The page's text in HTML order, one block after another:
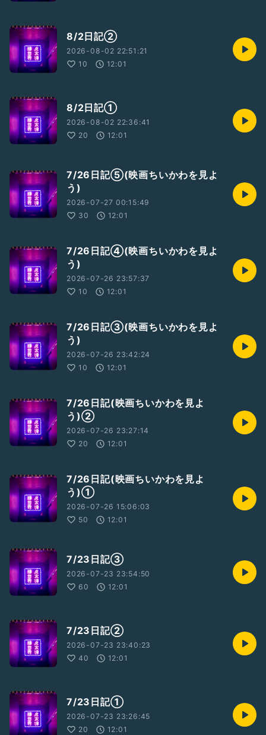
8/2日記②
2026-08-02 22:51:21
10
12:01
8/2日記①
2026-08-02 22:36:41
20
12:01
7/26日記⑤(映画ちいかわを見よ
う)
2026-07-27 00:15:49
30
12:01
7/26日記④(映画ちいかわを見よ
う)
2026-07-26 23:57:37
10
12:01
7/26日記③(映画ちいかわを見よ
う)
2026-07-26 23:42:24
10
12:01
7/26日記(映画ちいかわを見よ
う)②
2026-07-26 23:27:14
20
12:01
7/26日記(映画ちいかわを見よ
う)①
2026-07-26 15:06:03
50
12:01
7/23日記③
2026-07-23 23:54:50
60
12:01
7/23日記②
2026-07-23 23:40:23
40
12:01
7/23日記①
2026-07-23 23:26:45
20
12:01